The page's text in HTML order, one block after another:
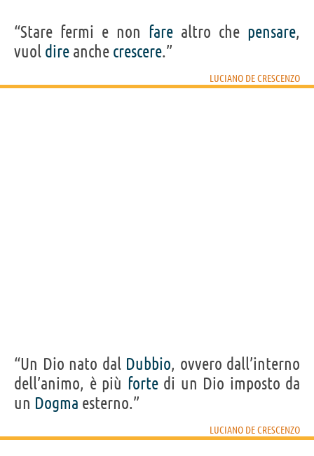
“Stare fermi e non fare altro che pensare,
vuol dire anche crescere.”
LUCIANO DE CRESCENZO
“Un Dio nato dal Dubbio, ovvero dall’interno
dell’animo, è più fortedi un Dio imposto da
un Dogma esterno.”
LUCIANO DE CRESCENZO